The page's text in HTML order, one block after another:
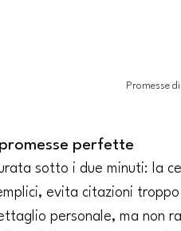
Promesse
perfette
sotto i due minuti: la
evita citazioni
personale, ma non